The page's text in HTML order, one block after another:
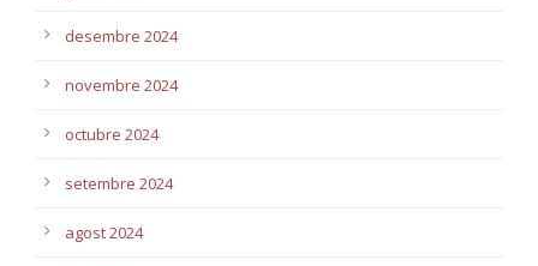
desembre 2024
novembre 2024
octubre 2024
setembre 2024
agost 2024